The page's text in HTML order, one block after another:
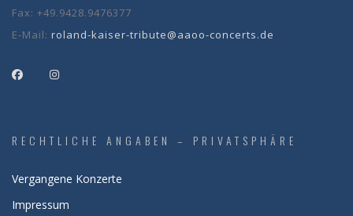
Fax: +49.9428.9476377
E-Mail: roland-kaiser-tribute@aaoo-concerts.de
RECHTLICHE ANGABEN – PRIVATSPHÄRE
Vergangene Konzerte
Impressum